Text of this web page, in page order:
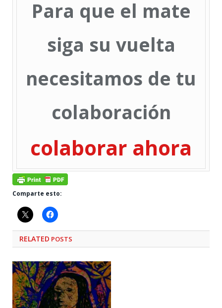
Para que el mate
siga su vuelta
necesitamos de tu
colaboración
colaborar ahora
Comparte esto:
RELATED POSTS